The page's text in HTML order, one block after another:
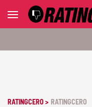
RATINGCERO > RATINGCERO